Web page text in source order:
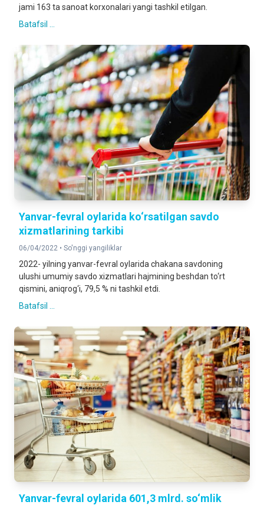
jami 163 ta sanoat korxonalari yangi tashkil etilgan.
Batafsil ...
Yanvar-fevral oylarida ko‘rsatilgan savdo
xizmatlarining tarkibi
06/04/2022 • So'nggi yangiliklar
2022- yilning yanvar-fevral oylarida chakana savdoning
ulushi umumiy savdo xizmatlari hajmining beshdan to‘rt
qismini, aniqrog‘i, 79,5 % ni tashkil etdi.
Batafsil ...
Yanvar-fevral oylarida 601,3 mlrd. so‘mlik